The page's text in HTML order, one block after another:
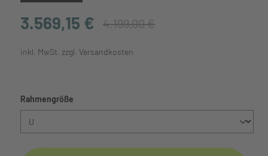
3.569,15 € 4.199,00 €
inkl. MwSt. zzgl. Versandkosten
Rahmengröße